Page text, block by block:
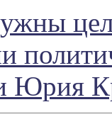
Юрия